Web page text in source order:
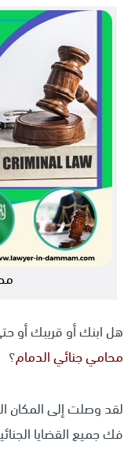
هل ابنك أو قريبك أو
محامي جنائي الدمام؟
لقد وصلت إلى
فك جميع القضايا